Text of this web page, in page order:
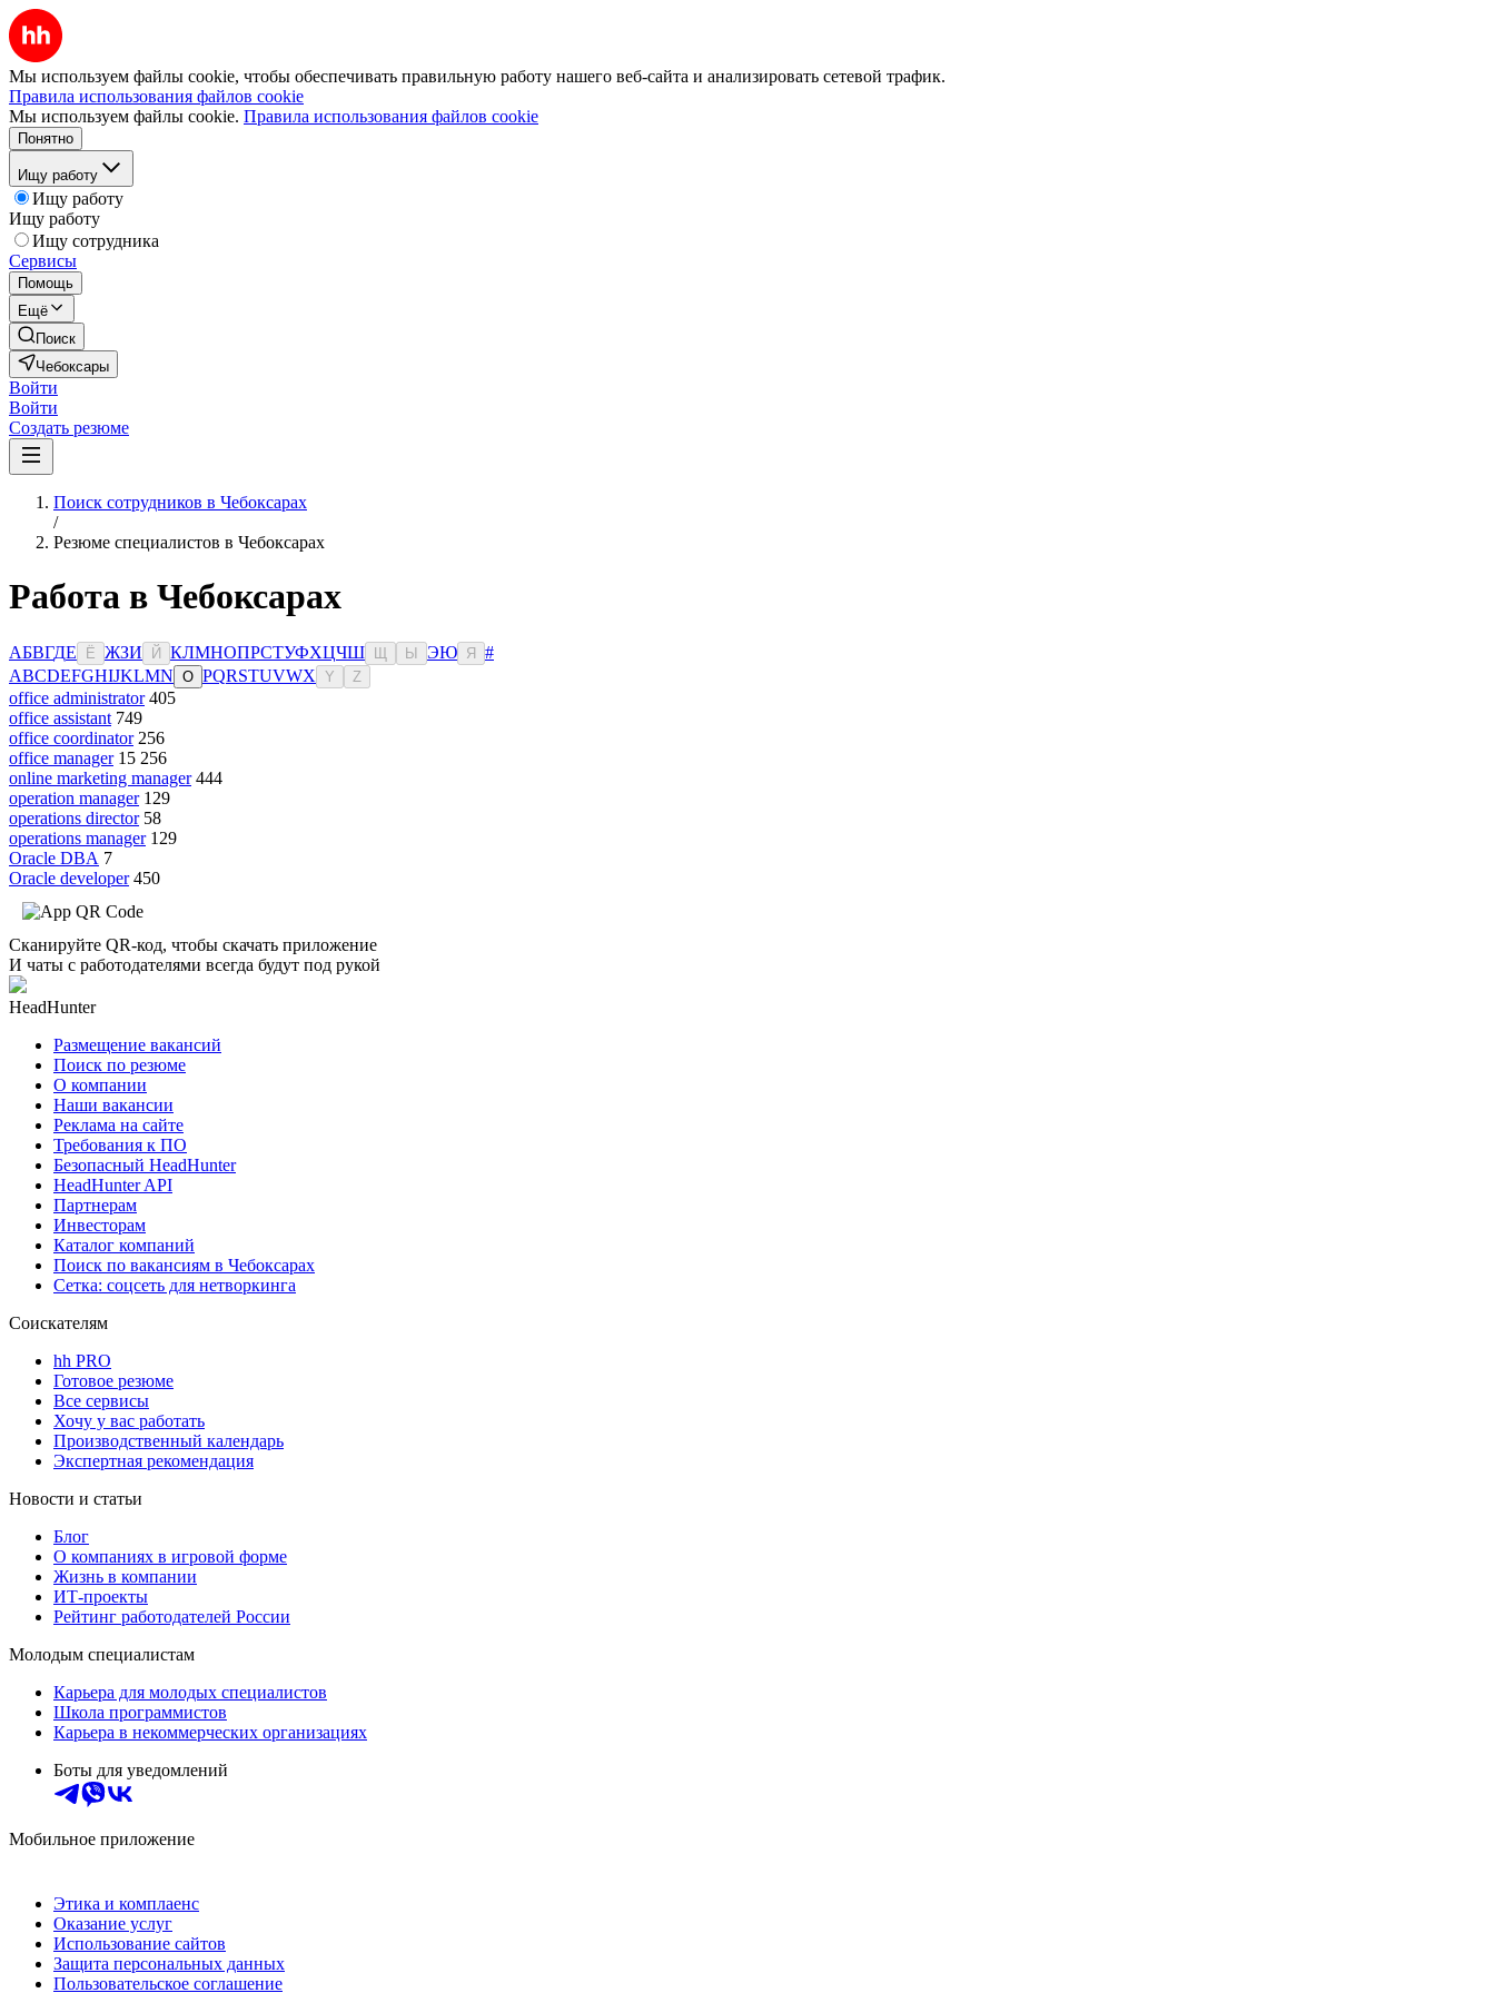
Мы используем файлы cookie, чтобы обеспечивать правильную работу нашего веб-сайта и анализировать сетевой трафик.
Правила использования файлов cookie
Мы используем файлы cookie. Правила использования файлов cookie
Понятно
Ищу работу
Ищу работу
Ищу работу
Ищу сотрудника
Сервисы
Помощь
Ещё
Поиск
Чебоксары
Войти
Войти
Создать резюме
Поиск сотрудников в Чебоксарах
/
Резюме специалистов в Чебоксарах
Работа в Чебоксарах
АБВГДЕ Ё ЖЗИ Й КЛМНОПРСТУФХЦЧШ Ы ЭЮ Я
#
ABCDEFGHIJKLMN O PQRSTUVWX Y Z
office administrator 405
office assistant 749
office coordinator 256
office manager 15 256
online marketing manager 444
operation manager 129
operations director 58
operations manager 129
Oracle DBA 7
Oracle developer 450
Сканируйте QR-код, чтобы скачать приложение
И чаты с работодателями всегда будут под рукой
HeadHunter
Размещение вакансий
Поиск по резюме
О компании
Наши вакансии
Реклама на сайте
Требования к ПО
Безопасный HeadHunter
HeadHunter API
Партнерам
Инвесторам
Каталог компаний
Поиск по вакансиям в Чебоксарах
Сетка: соцсеть для нетворкинга
Соискателям
hh PRO
Готовое резюме
Все сервисы
Хочу у вас работать
Производственный календарь
Экспертная рекомендация
Новости и статьи
Блог
О компаниях в игровой форме
Жизнь в компании
ИТ-проекты
Рейтинг работодателей России
Молодым специалистам
Карьера для молодых специалистов
Школа программистов
Карьера в некоммерческих организациях
Боты для уведомлений
Мобильное приложение
Этика и комплаенс
Оказание услуг
Использование сайтов
Защита персональных данных
Пользовательское соглашение